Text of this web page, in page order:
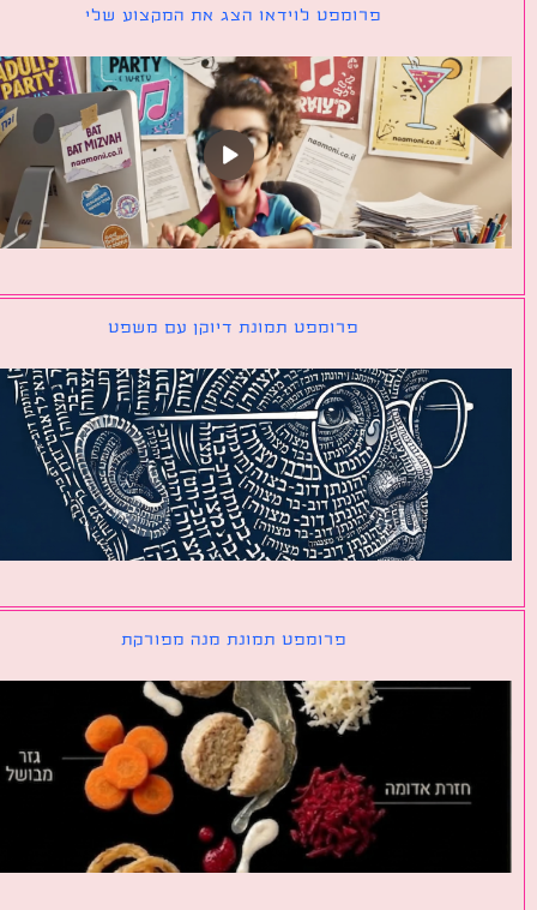
פרומפט לוידאו הצג את המקצוע שלי
פרומפט תמונת דיוקן עם משפט
פרומפט תמונת מנה מפורקת